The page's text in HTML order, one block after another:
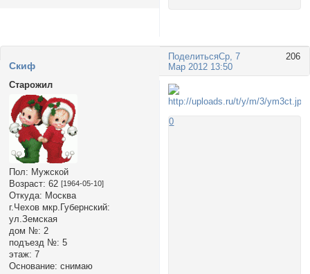
Поделиться 206
Ср, 7
Мар 2012 13:50
Cкиф
Старожил
Пол: Мужской
Возраст: 62 [1964-05-10]
Откуда: Москва
г.Чехов мкр.Губернский:
ул.Земская
дом №: 2
подъезд №: 5
этаж: 7
Основание: снимаю
0